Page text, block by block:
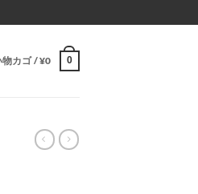
物カゴ /¥0 0